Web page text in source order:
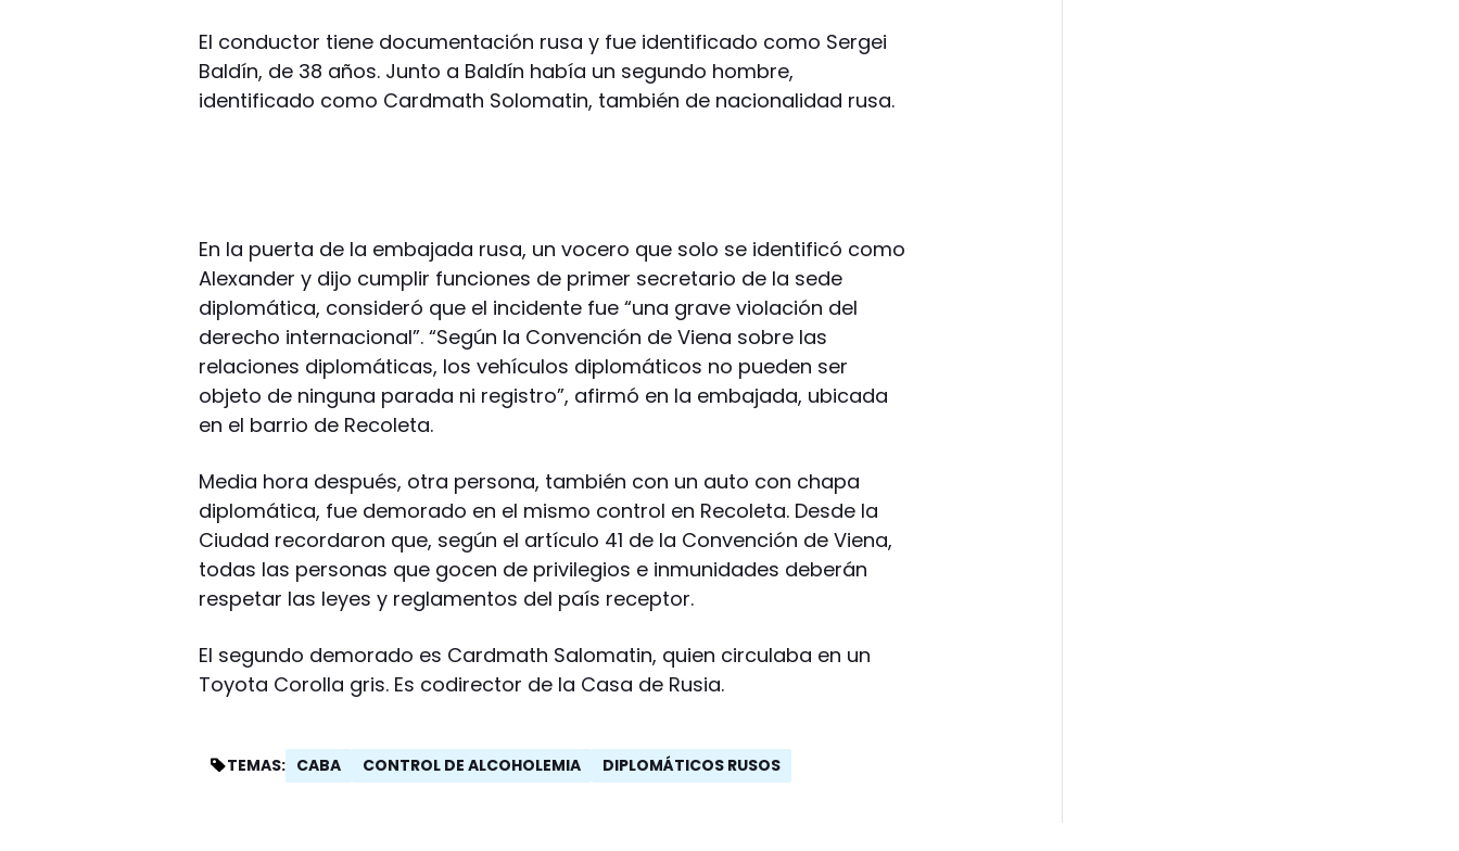
El conductor tiene documentación rusa y fue identificado como Sergei
Baldín, de 38 años. Junto a Baldín había un segundo hombre,
identificado como Cardmath Solomatin, también de nacionalidad rusa.
En la puerta de la embajada rusa, un vocero que solo se identificó como
Alexander y dijo cumplir funciones de primer secretario de la sede
diplomática, consideró que el incidente fue “una grave violación del
derecho internacional”. “Según la Convención de Viena sobre las
relaciones diplomáticas, los vehículos diplomáticos no pueden ser
objeto de ninguna parada ni registro”, afirmó en la embajada, ubicada
en el barrio de Recoleta.
Media hora después, otra persona, también con un auto con chapa
diplomática, fue demorado en el mismo control en Recoleta. Desde la
Ciudad recordaron que, según el artículo 41 de la Convención de Viena,
todas las personas que gocen de privilegios e inmunidades deberán
respetar las leyes y reglamentos del país receptor.
El segundo demorado es Cardmath Salomatin, quien circulaba en un
Toyota Corolla gris. Es codirector de la Casa de Rusia.
TEMAS: CABA CONTROL DE ALCOHOLEMIA DIPLOMÁTICOS RUSOS